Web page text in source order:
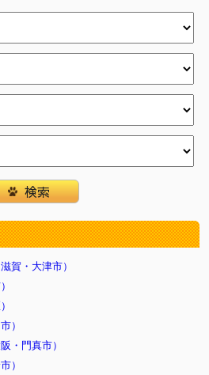
フェア（新浦安店）
ア開催☆(戸塚店)
記念フェア（新浦安店）
オンビッグフライデー（新浦安店）
新装OPEN！（新浦安店）
で子犬子猫のキャンペーンをしていま
（新浦安店）
安店）
ア開催中(西神中央店)
ェア 開催☆(戸塚店)
賀・大津市）
）
・門真市）
）